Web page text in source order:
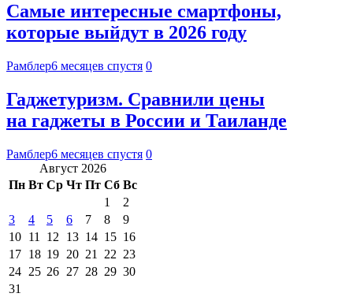
Самые интересные смартфоны,
которые выйдут в 2026 году
Рамблер6 месяцев спустя 0
Гаджетуризм. Сравнили цены
на гаджеты в России и Таиланде
Рамблер6 месяцев спустя 0
Август 2026
Пн Вт Ср Чт Пт Сб Вс
1
2
3
4 5 6 7 8
9
10 11 12 13 14 15 16
17 18 19 20 21 22 23
24 25 26 27 28 29 30
31